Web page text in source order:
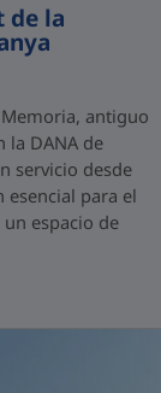
de la
antiguo
la DANA de
servicio desde
para el
espacio de